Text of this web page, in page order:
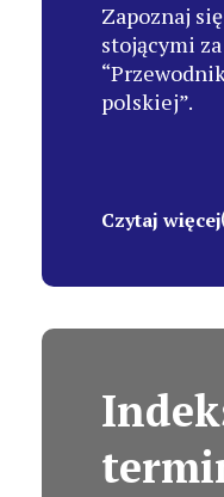
Zapoznaj
stojącymi
polskiej”.
Czytaj więcej